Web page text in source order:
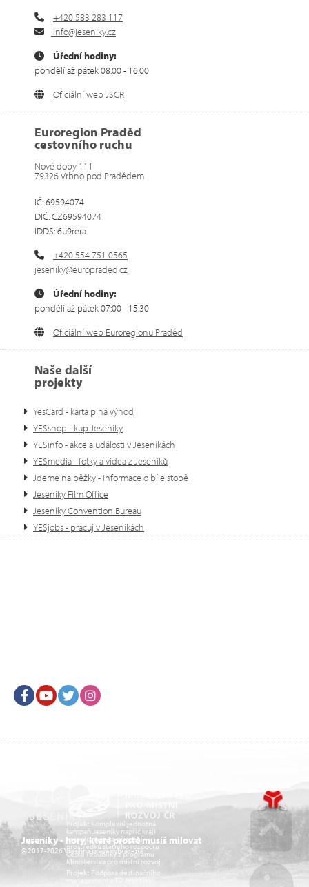
+420 583 283 117
info@jeseniky.cz
Úřední hodiny:
pondělí až pátek 08:00 - 16:00
Oficiální web JSCR
Euroregion Praděd
cestovního ruchu
Nové doby 111
79326 Vrbno pod Pradědem
IČ: 69594074
DIČ: CZ69594074
IDDS: 6u9rera
+420 554 751 0565
jeseniky@europraded.cz
Úřední hodiny:
pondělí až pátek 07:00 - 15:30
Oficiální web Euroregionu Praděd
Naše další
projekty
YesCard - karta plná výhod
YESshop - kup Jeseníky
YESinfo - akce a události v Jeseníkách
YESmedia - fotky a videa z Jeseníků
Jdeme na běžky - informace o bíle stopě
Jeseníky Film Office
Jeseníky Convention Bureau
YESjobs - pracuj v Jeseníkách
FacebookYoutubeTwitter
Jeseníky - hory, které prostě musíš milovat
© 2017-2026 Všechna práva vyhrazena.
Projekt Komplexní jednotná
kampaň Jeseníky napříč kraji
je realizován za přispění
prostředků státního rozpočtu
České republiky z programu
Ministerstva pro místní rozvoj.
Projekt Podpora destinačního
managementu TO Jeseníky- Go